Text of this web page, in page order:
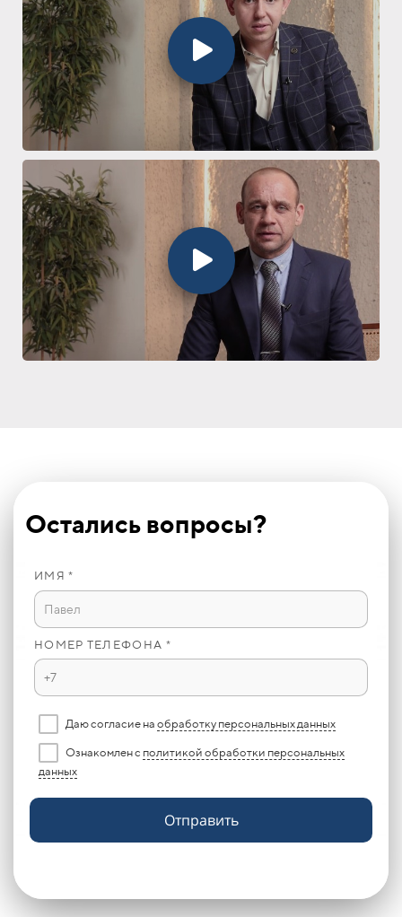
Остались вопросы?
ИМЯ *
НОМЕР ТЕЛЕФОНА *
Даю согласие на обработку персональных данных
Ознакомлен с политикой обработки персональных
данных
Отправить